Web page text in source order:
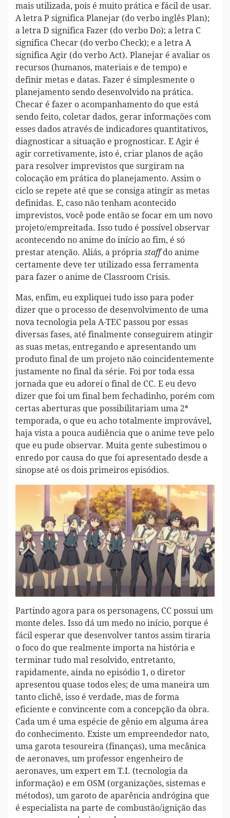
mais utilizada, pois é muito prática e fácil de usar.
A letra P significa Planejar (do verbo inglês Plan);
a letra D significa Fazer (do verbo Do); a letra C
significa Checar (do verbo Check); e a letra A
significa Agir (do verbo Act). Planejar é avaliar os
recursos (humanos, materiais e de tempo) e
definir metas e datas. Fazer é simplesmente o
planejamento sendo desenvolvido na prática.
Checar é fazer o acompanhamento do que está
sendo feito, coletar dados, gerar informações com
esses dados através de indicadores quantitativos,
diagnosticar a situação e prognosticar. E Agir é
agir corretivamente, isto é, criar planos de ação
para resolver imprevistos que surgiram na
colocação em prática do planejamento. Assim o
ciclo se repete até que se consiga atingir as metas
definidas. E, caso não tenham acontecido
imprevistos, você pode então se focar em um novo
projeto/empreitada. Isso tudo é possível observar
acontecendo no anime do início ao fim, é só
prestar atenção. Aliás, a própria staffdo anime
certamente deve ter utilizado essa ferramenta
para fazer o anime de Classroom Crisis.
Mas, enfim, eu expliquei tudo isso para poder
dizer que o processo de desenvolvimento de uma
nova tecnologia pela A-TEC passou por essas
diversas fases, até finalmente conseguirem atingir
as suas metas, entregando e apresentando um
produto final de um projeto não coincidentemente
justamente no final da série. Foi por toda essa
jornada que eu adorei o final de CC. E eu devo
dizer que foi um final bem fechadinho, porém com
certas aberturas que possibilitariam uma 2ª
temporada, o que eu acho totalmente improvável,
haja vista a pouca audiência que o anime teve pelo
que eu pude observar. Muita gente subestimou o
enredo por causa do que foi apresentado desde a
sinopse até os dois primeiros episódios.
Partindo agora para os personagens, CC possui um
monte deles. Isso dá um medo no início, porque é
fácil esperar que desenvolver tantos assim tiraria
o foco do que realmente importa na história e
terminar tudo mal resolvido, entretanto,
rapidamente, ainda no episódio 1, o diretor
apresentou quase todos eles; de uma maneira um
tanto clichê, isso é verdade, mas de forma
eficiente e convincente com a concepção da obra.
Cada um é uma espécie de gênio em alguma área
do conhecimento. Existe um empreendedor nato,
uma garota tesoureira (finanças), uma mecânica
de aeronaves, um professor engenheiro de
aeronaves, um expert em T.I. (tecnologia da
informação) e em OSM (organizações, sistemas e
métodos), um garoto de aparência andrógina que
é especialista na parte de combustão/ignição das